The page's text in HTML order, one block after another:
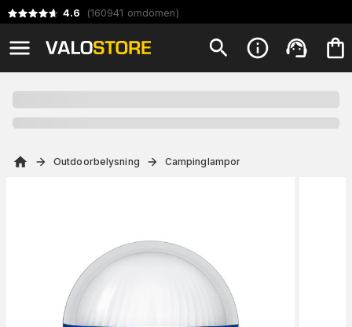
4.6 (160941 omdömen)
Outdoorbelysning Campinglampor